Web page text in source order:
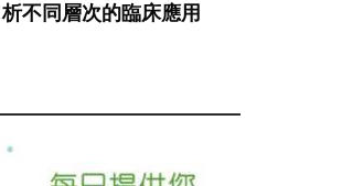
析不同層次的臨床應用